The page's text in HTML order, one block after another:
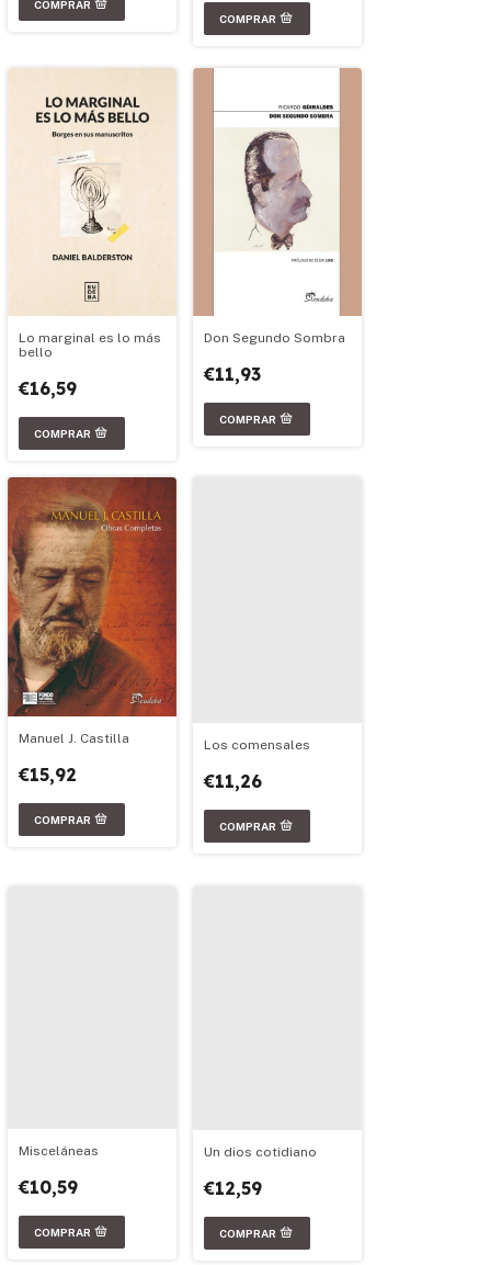
Lo marginal es lo más
bello
€16,59
Don Segundo Sombra
€11,93
Manuel J. Castilla
€15,92
Los comensales
€11,26
Misceláneas
€10,59
Un dios cotidiano
€12,59